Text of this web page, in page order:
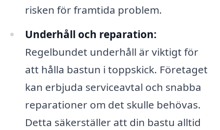
risken för framtida problem.
Underhåll och reparation:
Regelbundet underhåll är viktigt för
att hålla bastun i toppskick. Företaget
kan erbjuda serviceavtal och snabba
reparationer om det skulle behövas.
Detta säkerställer att din bastu alltid